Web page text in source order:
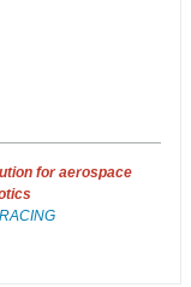
for aerospace